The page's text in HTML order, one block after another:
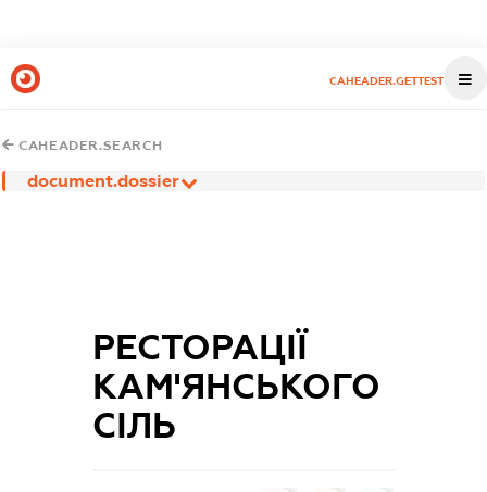
CAHEADER.GETTEST
CAHEADER.SEARCH
document.dossier
РЕСТОРАЦІЇ
КАМ'ЯНСЬКОГО
СІЛЬ